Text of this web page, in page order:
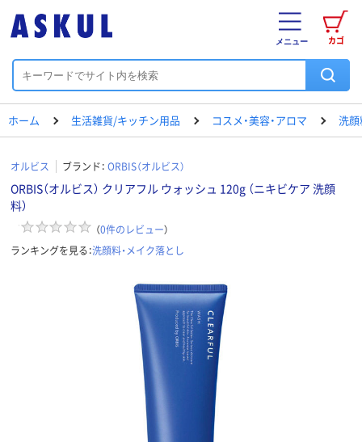
カゴ
メニュー
ホーム 生活雑貨/キッチン用品 コスメ・美容・アロマ 洗顔
オルビス ブランド： ORBIS（オルビス）
ORBIS（オルビス） クリアフル ウォッシュ 120g （ニキビケア 洗顔
料）
（0件のレビュー）
ランキングを見る：洗顔料・メイク落とし